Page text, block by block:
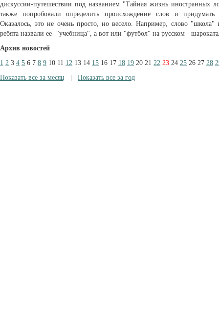
дискуссии-путешествии под названием "Тайная жизнь иностранных
также попробовали определить происхождение слов и придумать
Оказалось, это не очень просто, но весело. Например, слово "школа"
ребята назвали ее- "учебница", а вот или "футбол" на русском -
Архив новостей
1 2 3 4 5 6 7 8 9 10 11 12 13 14 15 16 17 18 19 20 21 22 23 24 25 26 27 28
Показать все за месяц
Показать все за год